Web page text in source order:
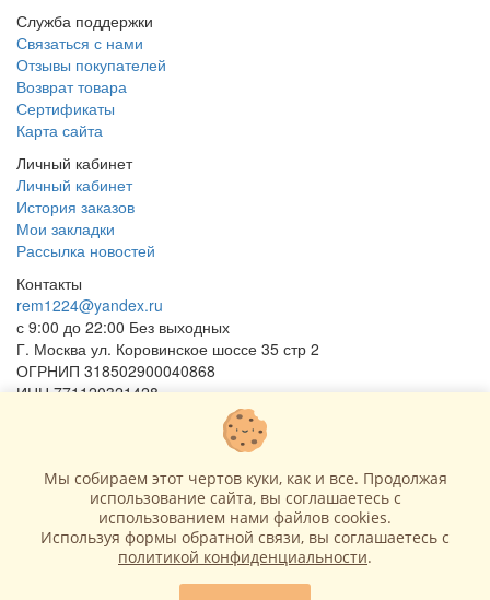
Служба поддержки
Связаться с нами
Отзывы покупателей
Возврат товара
Сертификаты
Карта сайта
Личный кабинет
Личный кабинет
История заказов
Мои закладки
Рассылка новостей
Контакты
rem1224@yandex.ru
с 9:00 до 22:00 Без выходных
Г. Москва ул. Коровинское шоссе 35 стр 2
ОГРНИП 318502900040868
ИНН 771120321428
(с) 2015 - 2026 “SharLime”, копирование контента запрещено и
преследуется законом!
Мы собираем этот чертов куки, как и все. Продолжая
использование сайта, вы соглашаетесь c
использованием нами файлов cookies.
Используя формы обратной связи, вы соглашаетесь с
политикой конфиденциальности.